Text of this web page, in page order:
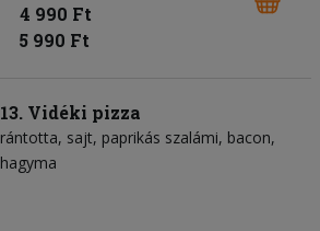
4 990 Ft
5 990 Ft
13. Vidéki pizza
rántotta sajt paprikás szalámi bacon
hagyma